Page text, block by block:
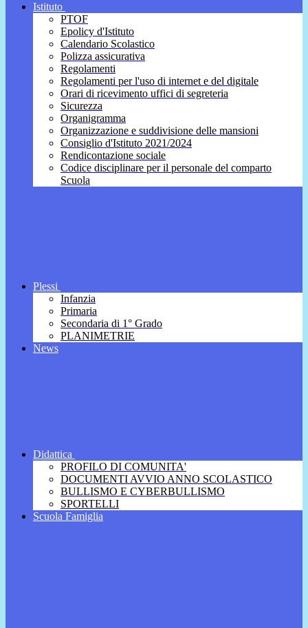
Istituto
PTOF
Epolicy d'Istituto
Calendario Scolastico
Polizza assicurativa
Regolamenti
Regolamenti per l'uso di internet e del digitale
Orari di ricevimento uffici di segreteria
Sicurezza
Organigramma
Organizzazione e suddivisione delle mansioni
Consiglio d'Istituto 2021/2024
Rendicontazione sociale
Codice disciplinare per il personale del comparto
Scuola
Plessi
Infanzia
Primaria
Secondaria di 1° Grado
PLANIMETRIE
News
Didattica
PROFILO DI COMUNITA'
DOCUMENTI AVVIO ANNO SCOLASTICO
BULLISMO E CYBERBULLISMO
SPORTELLI
Scuola Famiglia